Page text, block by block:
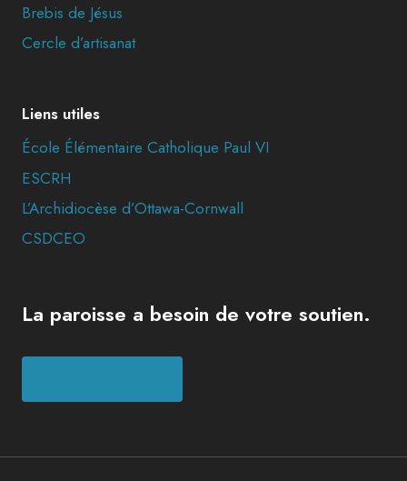
Brebis de Jésus
Cercle d’artisanat
Liens utiles
École Élémentaire Catholique Paul VI
ESCRH
L’Archidiocèse d’Ottawa-Cornwall
CSDCEO
La paroisse a besoin de votre soutien.